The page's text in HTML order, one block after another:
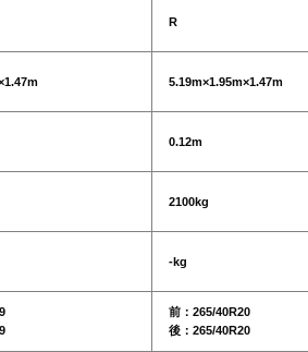
R
5.19m×1.95m×1.47m
0.12m
2100kg
-kg
前：265/40R20
後：265/40R20